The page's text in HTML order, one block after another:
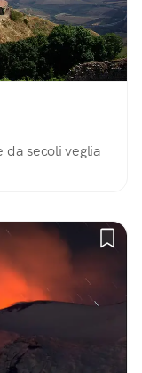
da secoli veglia